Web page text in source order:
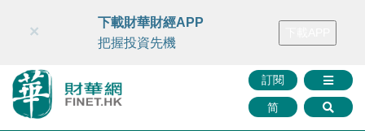
財華智庫網 FINTV FINMETA 財華證券 媒體矩陣
訂閱
简
×
下載財華財經APP
把握投資先機